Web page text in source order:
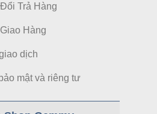
Trả Hàng
Hàng
dịch
mật và riêng tư